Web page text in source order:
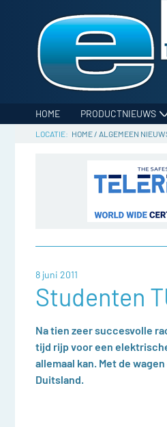
HOME PRODUCTNIEUWS
HOME/ ALGEMEEN
8 juni 2011
Studenten
Na tien zeer succesvolle
tijd rijp voor een
allemaal kan. Met de
Duitsland.